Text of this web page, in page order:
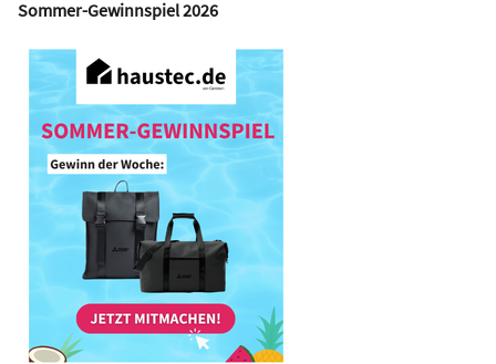
Sommer-Gewinnspiel 2026